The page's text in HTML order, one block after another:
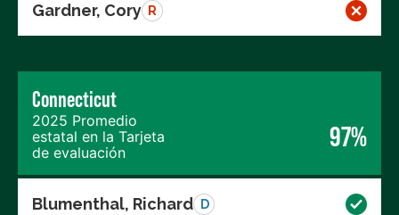
Gardner, Cory R
Connecticut
2025 Promedio
estatal en la Tarjeta
de evaluación
97%
Blumenthal, Richard D